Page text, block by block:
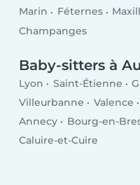
Marin
Féternes
Champanges
Baby-sitters à
Lyon Saint-Étienne
Villeurbanne
Valence
Annecy
Bourg-en-
Caluire-et-Cuire